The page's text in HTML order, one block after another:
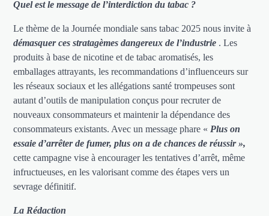
Quel est le message de l’interdiction du tabac ?
Le thème de la Journée mondiale sans tabac 2025 nous invite à
démasquer ces stratagèmes dangereux de l’industrie . Les
produits à base de nicotine et de tabac aromatisés, les
emballages attrayants, les recommandations d’influenceurs sur
les réseaux sociaux et les allégations santé trompeuses sont
autant d’outils de manipulation conçus pour recruter de
nouveaux consommateurs et maintenir la dépendance des
consommateurs existants. Avec un message phare « Plus on
essaie d’arrêter de fumer, plus on a de chances de réussir »,
cette campagne vise à encourager les tentatives d’arrêt, même
infructueuses, en les valorisant comme des étapes vers un
sevrage définitif.
La Rédaction